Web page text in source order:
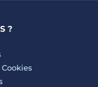
?
Cookies